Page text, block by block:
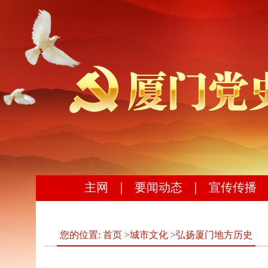
主网 要闻动态 宣传传播
您的位置: 首页 >城市文化 >弘扬厦门地方历史